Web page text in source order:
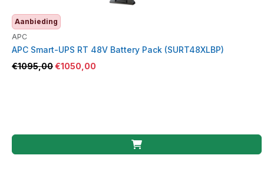
Aanbieding
APC
APC Smart-UPS RT 48V Battery Pack (SURT48XLBP)
€1095,00€1050,00